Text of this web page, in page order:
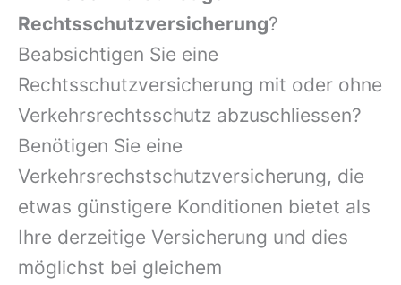
Rechtsschutzversicherung?
Beabsichtigen Sie eine
Rechtsschutzversicherung mit oder ohne
Verkehrsrechtsschutz abzuschliessen?
Benötigen Sie eine
Verkehrsrechstschutzversicherung, die
etwas günstigere Konditionen bietet als
Ihre derzeitige Versicherung und dies
möglichst bei gleichem